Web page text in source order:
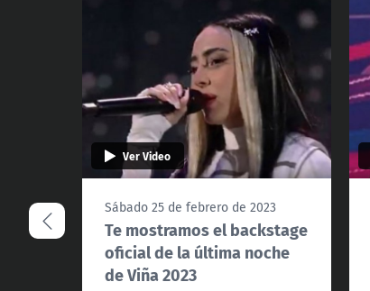
Ver Video
Sábado 25 de febrero de 2023
Te mostramos el backstage
oficial de la última noche
de Viña 2023